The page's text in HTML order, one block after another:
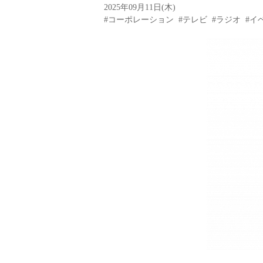
2025年09月11日(木)
#コーポレーション #テレビ #ラジオ #イ